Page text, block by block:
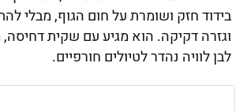
בידוד חזק ושומרת על חום הגוף, מבלי
וגזרה דקיקה. הוא מגיע עם שקית
לבן לוויה נהדר לטיולים חורפיים.